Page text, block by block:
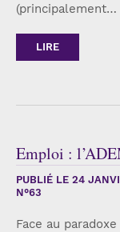
(principalement…
LIRE
Emploi :
PUBLIÉ LE 24
N°63
Face au